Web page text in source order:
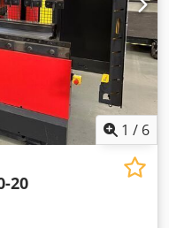
1 / 6
20